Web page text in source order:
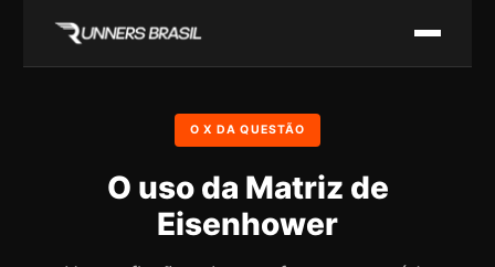
O X DA QUESTÃO
O uso da Matriz de
Eisenhower